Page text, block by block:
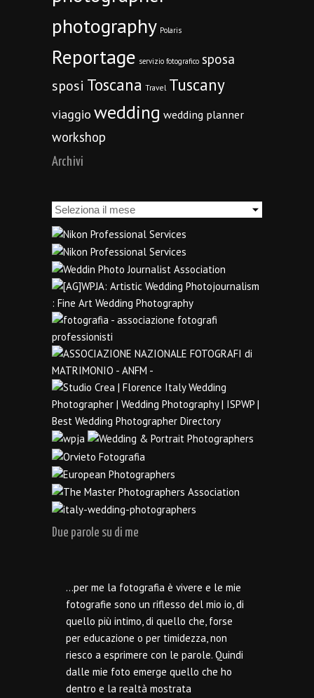
photography Polaris
Reportage servizio fotografico sposa
sposi Toscana Travel Tuscany
viaggio wedding wedding planner
workshop
Archivi
Archivi
Due parole su di me
…per me la fotografia è vivere e le mie
fotografie sono un riflesso del mio io, di
quello più intimo, di quello che, forse
per educazione o per timidezza, non
riesco a esprimere con le parole. Quindi
dalle mie foto emerge quello che ho
dentro e la realtà mostrata